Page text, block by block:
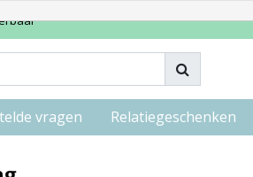
vragen Relatiegeschenken